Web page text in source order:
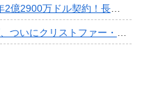
約！長期確保しPO進出へ期待高まる
ァー・スミス獲得キタ━━━━(ﾟ∀ﾟ)━━━━!!